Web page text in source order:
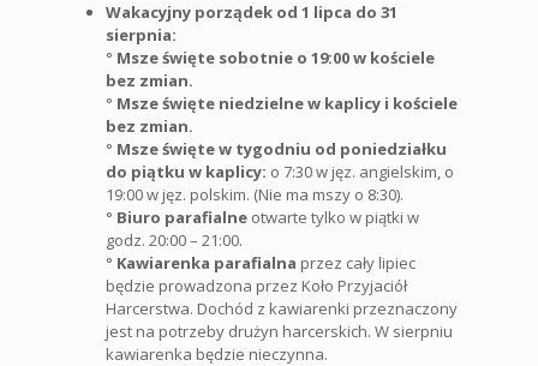
Wakacyjny porządek od 1 lipca do 31
sierpnia:
° Msze święte sobotnie o 19:00 w kościele
bez zmian.
° Msze święte niedzielne w kaplicy i kościele
bez zmian.
° Msze święte w tygodniu od poniedziałku
do piątku w kaplicy: o 7:30 w jęz. angielskim, o
19:00 w jęz. polskim. (Nie ma mszy o 8:30).
° Biuro parafialne otwarte tylko w piątki w
godz. 20:00 – 21:00.
° Kawiarenka parafialna przez cały lipiec
będzie prowadzona przez Koło Przyjaciół
Harcerstwa. Dochód z kawiarenki przeznaczony
jest na potrzeby drużyn harcerskich. W sierpniu
kawiarenka będzie nieczynna.